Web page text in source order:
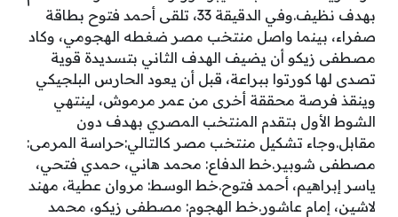
بهدف نظيف.وفي الدقيقة 33، تلقى أحمد فتوح بطاقة
صفراء، بينما واصل منتخب مصر ضغطه الهجومي، وكاد
مصطفى زيكو أن يضيف الهدف الثاني بتسديدة قوية
تصدى لها كورتوا ببراعة، قبل أن يعود الحارس البلجيكي
وينقذ فرصة محققة أخرى من عمر مرموش، لينتهي
الشوط الأول بتقدم المنتخب المصري بهدف دون
مقابل.وجاء تشكيل منتخب مصر كالتالي:حراسة المرمى:
مصطفى شوبير.خط الدفاع: محمد هاني، حمدي فتحي،
ياسر إبراهيم، أحمد فتوح.خط الوسط: مروان عطية، مهند
لاشين، إمام عاشور.خط الهجوم: مصطفى زيكو، محمد